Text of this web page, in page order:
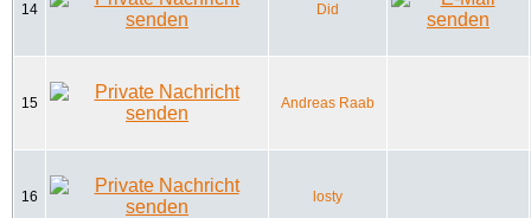
14 Did
15 Andreas Raab
16 losty